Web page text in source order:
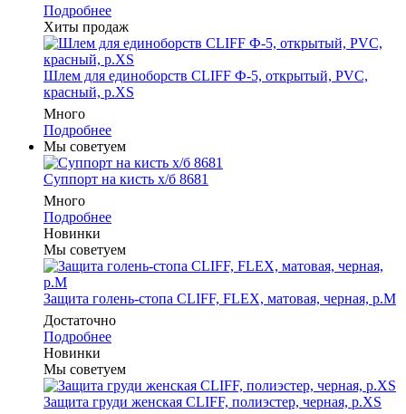
Подробнее
Хиты продаж
Шлем для единоборств CLIFF Ф-5, открытый, PVC,
красный, p.XS
Много
Подробнее
Мы советуем
Суппорт на кисть х/б 8681
Много
Подробнее
Новинки
Мы советуем
Защита голень-стопа CLIFF, FLEX, матовая, черная, р.M
Достаточно
Подробнее
Новинки
Мы советуем
Защита груди женская CLIFF, полиэстер, черная, р.XS